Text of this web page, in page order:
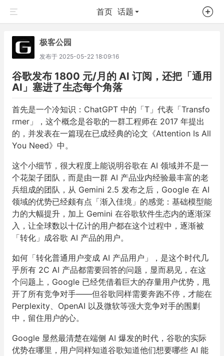
首页 话题
极客公园
发布于 2025-05-22 18:09:16
谷歌发布 1800 元/月的 AI 订阅，还把「通用
AI」塞进了生态每个角落
首先是一个冷知识：ChatGPT 中的「T」代表「Transfo
rmer」，这个概念是谷歌的一群工程师在 2017 年提出
的，并发表在一篇现在已成经典的论文《Attention Is All
You Need》中。
这个小细节，很大程度上能说明谷歌在 AI 领域并不是一
个花架子团队，而是由一群 AI 产品业内经验最丰富的老
兵组成的团队，从 Gemini 2.5 发布之后，Google 在 AI
领域的优势已经颇有点「渐入佳境」的感觉：基础模型能
力的大幅提升，加上 Gemini 在谷歌软件生态内的逐渐深
入，让全球数以十亿计的用户都在这个过程中，逐渐被
「转化」成谷歌 AI 产品的用户。
如何「转化普通用户变成 AI 产品用户」，是这个时代几
乎所有 2C AI 产品都需要回答的问题，显而易见，在这
个问题上，Google 已经凭借着巨大的存量用户优势，甩
开了所有竞争对手——但谷歌同样需要奔跑不停，才能在
Perplexity、OpenAI 以及微软等强大竞争对手的围剿
中，留住用户的心。
Google 显然最清楚在端侧 AI 爆发的时代，谷歌的实际
优势在哪里，用户同样知道谷歌知道他们想要哪些 AI 能